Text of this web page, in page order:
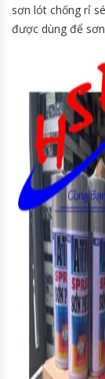
sơn lót chống rỉ
được dùng để